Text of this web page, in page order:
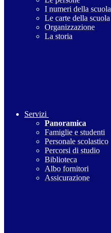
I numeri della scuola
Le carte della scuola
Organizzazione
La storia
Servizi
Panoramica
Famiglie e studenti
Personale scolastico
Percorsi di studio
Biblioteca
Albo fornitori
Assicurazione